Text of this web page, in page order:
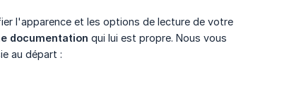
l'apparence et les options de lecture de votre
documentation qui lui est propre. Nous vous
au départ :